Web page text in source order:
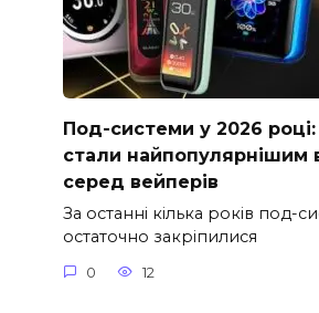
Под-системи у 2026
стали найпопулярнішим
серед вейперів
За останні кілька років под-
остаточно закріпилися
0 12